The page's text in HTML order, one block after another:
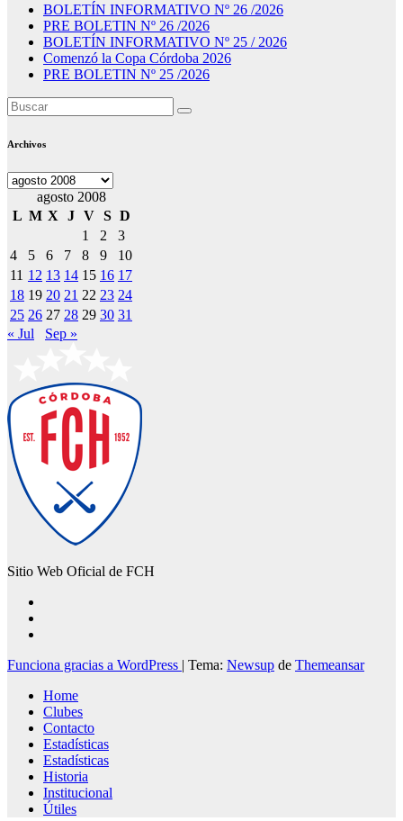
BOLETÍN INFORMATIVO Nº 26 /2026
PRE BOLETIN Nº 26 /2026
BOLETÍN INFORMATIVO Nº 25 / 2026
Comenzó la Copa Córdoba 2026
PRE BOLETIN Nº 25 /2026
Archivos
Archivos
agosto 2008
L M X J V S D
1
2
3
4
5 6 7 8 9
10
11 12 13 14 15 16 17
18 19 20 21 22 23 24
25 26 27 28 29 30 31
« Jul
Sep »
Sitio Web Oficial de FCH
Funciona gracias a WordPress | Tema: Newsup de Themeansar
Home
Clubes
Contacto
Estadísticas
Estadísticas
Historia
Institucional
Útiles